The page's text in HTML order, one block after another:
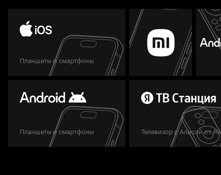
Планшеты и смартфоны
Планшеты и смартфоны Телевизор с Алисой от